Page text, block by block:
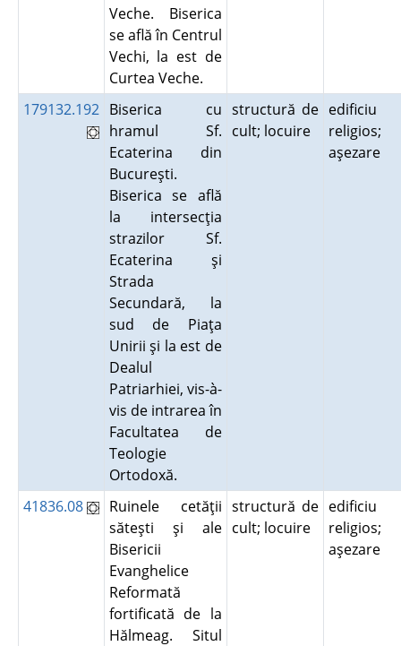
Veche. Biserica
se află în Centrul
Vechi, la est de
Curtea Veche.
179132.192 Biserica cu
hramul Sf.
Ecaterina din
Bucureşti.
Biserica se află
la intersecţia
strazilor Sf.
Ecaterina şi
Strada
Secundară, la
sud de Piaţa
Unirii şi la est de
Dealul
Patriarhiei, vis-à-
vis de intrarea în
Facultatea de
Teologie
Ortodoxă.
structură de
cult; locuire
edificiu
religios;
aşezare
41836.08
Ruinele cetăţii
săteşti şi ale
Bisericii
Evanghelice
Reformată
fortificată de la
Hălmeag. Situl
structură de
cult; locuire
edificiu
religios;
aşezare